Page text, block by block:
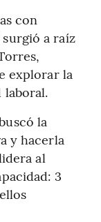
con
surgió a raíz
explorar la
la
y hacerla
al
3